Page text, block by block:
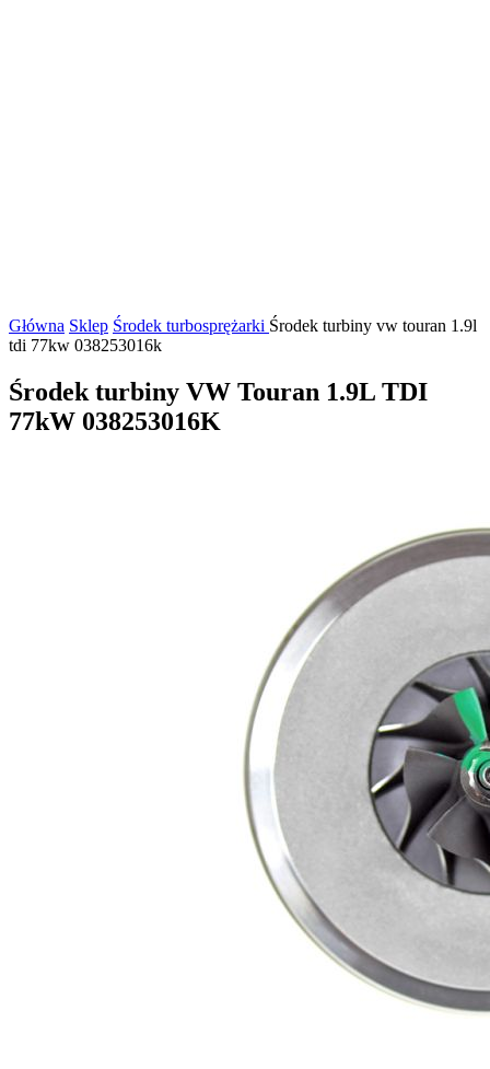
Główna Sklep Środek turbosprężarki Środek turbiny vw touran 1.9l
tdi 77kw 038253016k
Środek turbiny VW Touran 1.9L TDI
77kW 038253016K